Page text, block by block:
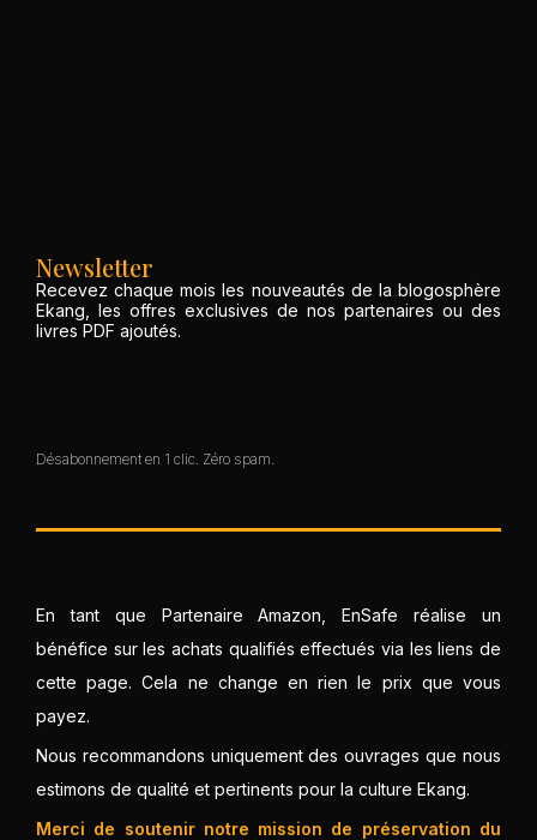
Newsletter
Recevez chaque mois les nouveautés de la blogosphère
Ekang, les offres exclusives de nos partenaires ou des
livres PDF ajoutés.
Désabonnement en 1 clic. Zéro spam.
En tant que Partenaire Amazon, EnSafe réalise un
bénéfice sur les achats qualifiés effectués via les liens de
cette page. Cela ne change en rien le prix que vous
payez.
Nous recommandons uniquement des ouvrages que nous
estimons de qualité et pertinents pour la culture Ekang.
Merci de soutenir notre mission de préservation du